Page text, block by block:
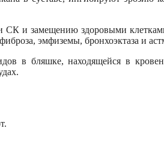
СК и замещению здоровыми
эмфиземы, бронхоэктаза и
в бляшке, находящейся в